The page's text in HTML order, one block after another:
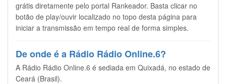
grátis diretamente pelo portal Rankeador. Basta clicar no
botão de play/ouvir localizado no topo desta página para
iniciar a transmissão em tempo real de forma simples.
De onde é a Rádio Rádio Online.6?
A Rádio Rádio Online.6 é sediada em Quixadá, no estado de
Ceará (Brasil).